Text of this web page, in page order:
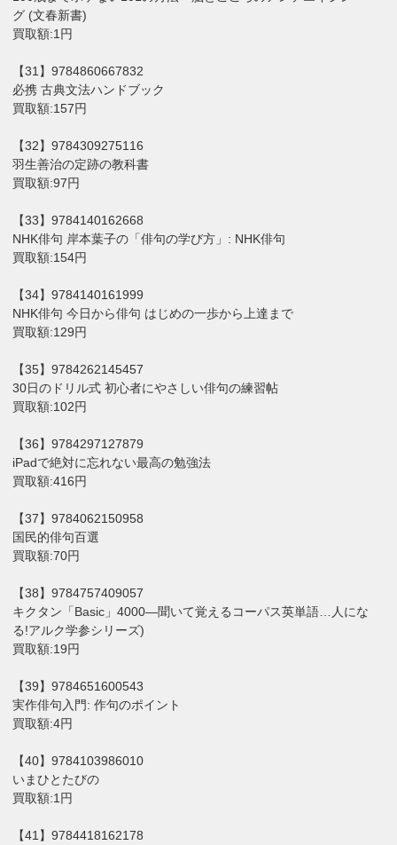
グ (文春新書)
買取額:1円
【31】9784860667832
必携 古典文法ハンドブック
買取額:157円
【32】9784309275116
羽生善治の定跡の教科書
買取額:97円
【33】9784140162668
NHK俳句 岸本葉子の「俳句の学び方」: NHK俳句
買取額:154円
【34】9784140161999
NHK俳句 今日から俳句 はじめの一歩から上達まで
買取額:129円
【35】9784262145457
30日のドリル式 初心者にやさしい俳句の練習帖
買取額:102円
【36】9784297127879
iPadで絶対に忘れない最高の勉強法
買取額:416円
【37】9784062150958
国民的俳句百選
買取額:70円
【38】9784757409057
キクタン「Basic」4000―聞いて覚えるコーパス英単語…人にな
る!アルク学参シリーズ)
買取額:19円
【39】9784651600543
実作俳句入門: 作句のポイント
買取額:4円
【40】9784103986010
いまひとたびの
買取額:1円
【41】9784418162178